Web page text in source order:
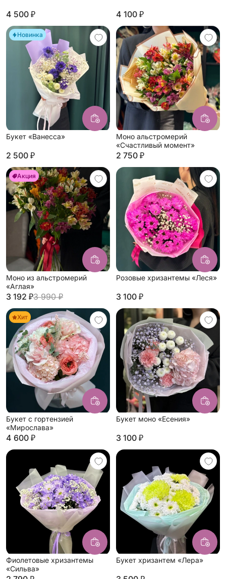
4 500 ₽ 4 100 ₽
Новинка
Букет «Ванесса»
2 500 ₽
Моно альстромерий
«Счастливый момент»
2 750 ₽
Акция
Моно из альстромерий
«Аглая»
3 192 ₽3 990 ₽
Розовые хризантемы «Леся»
3 100 ₽
Хит
Букет с гортензией
«Мирослава»
4 600 ₽
Букет моно «Есения»
3 100 ₽
Фиолетовые хризантемы
«Сильва»
Букет хризантем «Лера»